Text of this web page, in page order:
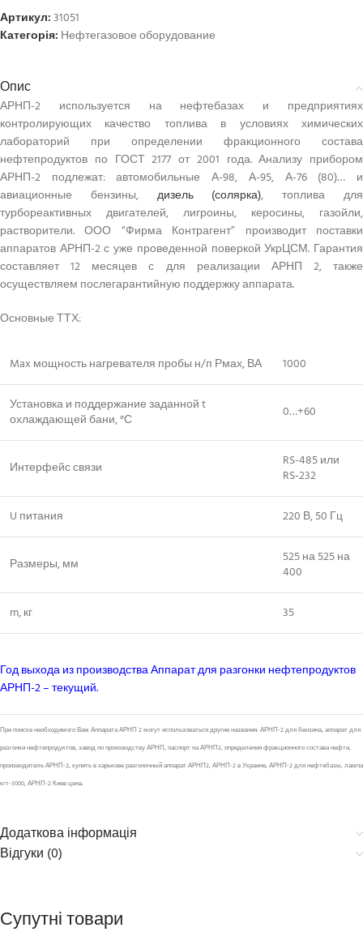
Артикул:31051
Категорія: Нефтегазовое оборудование
Опис
АРНП-2 используется на нефтебазах и предприятиях
контролирующих качество топлива в условиях химических
лабораторий при определении фракционного состава
нефтепродуктов по ГОСТ 2177 от 2001 года. Анализу прибором
АРНП-2 подлежат: автомобильные А-98, А-95, А-76 (80)… и
авиационные бензины, дизель (солярка), топлива для
турбореактивных двигателей, лигроины, керосины, газойли,
растворители. ООО “Фирма Контрагент” производит поставки
аппаратов АРНП-2 с уже проведенной поверкой УкрЦСМ. Гарантия
составляет 12 месяцев с для реализации АРНП 2, также
осуществляем послегарантийную поддержку аппарата.
Основные ТТХ:
Max мощность нагревателя пробы н/п Рмах, ВА 1000
Установка и поддержание заданной t
охлаждающей бани, °С
0…+60
Интерфейс связи
RS-485 или
RS-232
U питания 220 В, 50 Гц
Размеры, мм
525 на 525 на
400
m, кг 35
Год выхода из производства Аппарат для разгонки нефтепродуктов
АРНП-2 – текущий.
При поиске необходимого Вам Аппарата АРНП 2 могут использоваться другие названия: АРНП-2 для бензина, аппарат для
разгонки нефтепродуктов, завод по производству АРНП, паспорт на АРНП2, определения фракционного состава нефти,
производитель АРНП-2, купить в харькове разгоночный аппарат АРНП2, АРНП-2 в Украине, АРНП-2 для нефтебазы, лампа
кгт-3000, АРНП-2 Киев цена.
Додаткова інформація
Відгуки (0)
Супутні товари